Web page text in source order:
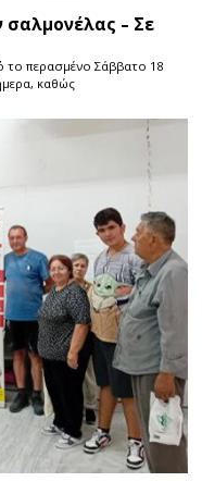
– Σε
το περασμένο Σάββατο 18
καθώς